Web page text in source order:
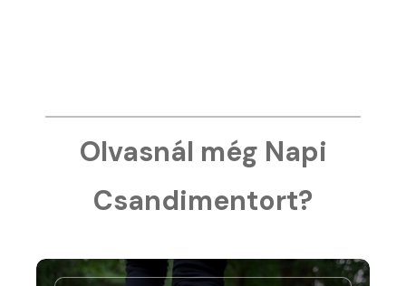
Olvasnál még Napi
Csandimentort?